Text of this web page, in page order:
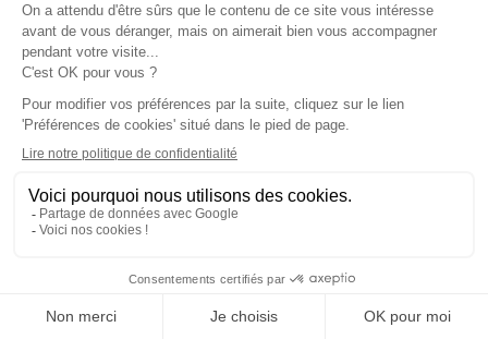
Politique des cookies
Mentions légales
Politique de confidentialité
Politique des cookies
Recrutement
Réalisé par